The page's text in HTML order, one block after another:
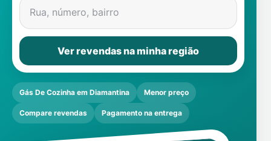
Contatos
Rua, número, bairro
Ver revendas na minha região
Gás De Cozinha em Diamantina Menor preço
Compare revendas Pagamento na entrega